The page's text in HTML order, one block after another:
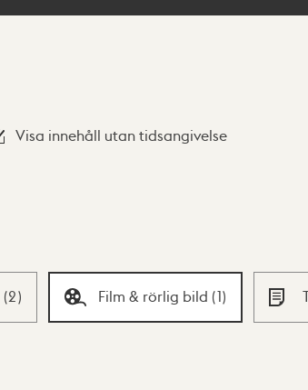
Visa innehåll utan tidsangivelse
(2) Film & rörlig bild (1)